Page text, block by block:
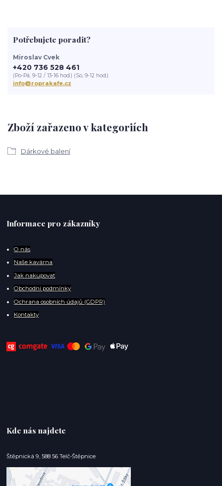
Zboží zařazeno v kategoriích
Dárkové balení
Potřebujete poradit?
Miroslav Cvek
+420 736 528 461
(Po-Pá, 9-12 / 13-16 hod.) (So, 9-12 hod.)
info@roprakafe.cz
Informace pro zákazníky
O nás
Naše kavárna
Jak nakupovat
Obchodní podmínky
Ochrana osobních údajů (GDPR)
Kontakty
Kde nás najdete
Štěpnická 9, 588 56 Telč-Štěpnice